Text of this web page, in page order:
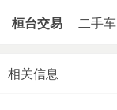
桓台交易 二手车
相关信息